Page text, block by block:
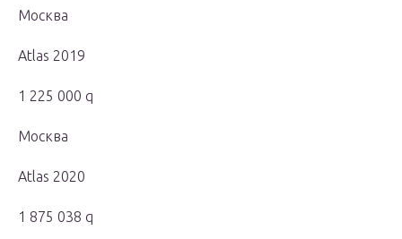
Москва
Atlas 2019
1 225 000 q
Москва
Atlas 2020
1 875 038 q